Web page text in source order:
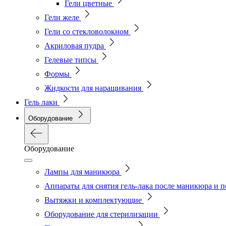
Гели цветные
Гели желе
Гели со стекловолокном
Акриловая пудра
Гелевые типсы
Формы
Жидкости для наращивания
Гель лаки
Оборудование
Оборудование
Лампы для маникюра
Аппараты для снятия гель-лака после маникюра и
Вытяжки и комплектующие
Оборудование для стерилизации